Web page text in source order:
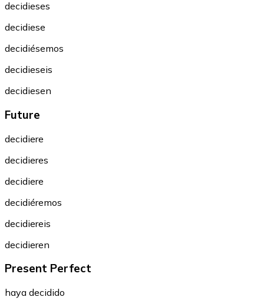
decidieses
decidiese
decidiésemos
decidieseis
decidiesen
Future
decidiere
decidieres
decidiere
decidiéremos
decidiereis
decidieren
Present Perfect
haya decidido